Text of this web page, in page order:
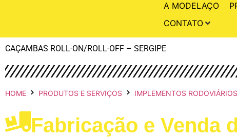
A MODELAÇO
CONTATO
CAÇAMBAS ROLL-ON/ROLL-OFF – SERGIPE
HOME PRODUTOS E SERVIÇOS IMPLEMENTOS RODOVIÁRIOS
Fabricação e Venda